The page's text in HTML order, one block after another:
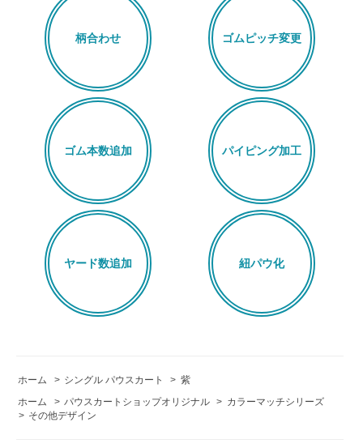
柄合わせ ゴムピッチ変更
ゴム本数追加 パイピング加工
ヤード数追加 紐パウ化
ホーム > シングル パウスカート > 紫
ホーム
> パウスカートショップオリジナル > カラーマッチシリーズ
> その他デザイン